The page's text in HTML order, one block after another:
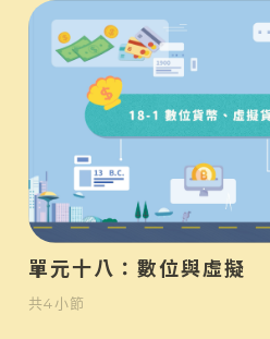
單元十八：數位與虛擬
共4小節